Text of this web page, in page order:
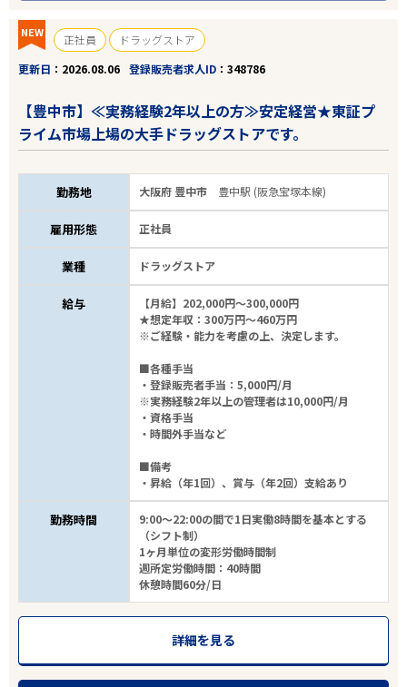
NEW 正社員
ドラッグストア
更新日
2026.08.06 登録販売者求人ID 348786
【豊中市】≪実務経験2年以上の方≫安定経営★東証プ
ライム市場上場の大手ドラッグストアです。
勤務地 大阪府 豊中市 豊中駅 (阪急宝塚本線)
雇用形態 正社員
業種 ドラッグストア
給与
【月給】202,000円～300,000円
★想定年収：300万円～460万円
※ご経験・能力を考慮の上、決定します。
■各種手当
・登録販売者手当：5,000円/月
※実務経験2年以上の管理者は10,000円/月
・資格手当
・時間外手当など
■備考
・昇給（年1回）、賞与（年2回）支給あり
勤務時間
9:00～22:00の間で1日実働8時間を基本とする
（シフト制）
1ヶ月単位の変形労働時間制
週所定労働時間：40時間
休憩時間60分/日
詳細を見る